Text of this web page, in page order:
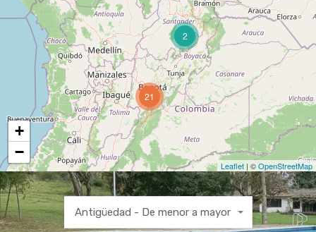
2
21
+
−
Leaflet | ©OpenStreetMap
Antigüedad - De menor a mayor